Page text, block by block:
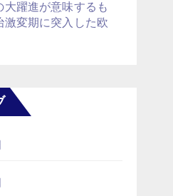
大躍進が意味するも
変期に突入した欧